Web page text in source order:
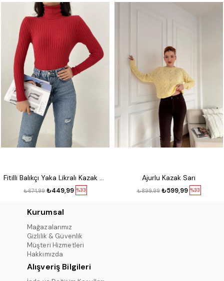
Fitilli Balıkçı Yaka Likralı Kazak Kırmızı
%33
₺449,99
₺674,99
Ajurlu Kazak Sarı
%33
₺599,99
₺899,99
Kurumsal
Mağazalarımız
Gizlilik & Güvenlik
Müşteri Hizmetleri
Hakkımızda
Alışveriş Bilgileri